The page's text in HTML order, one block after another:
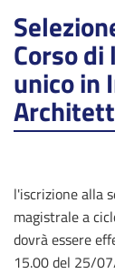
Corso
unico in
l'iscrizione alla
magistrale a
dovrà essere
15.00 del 25/